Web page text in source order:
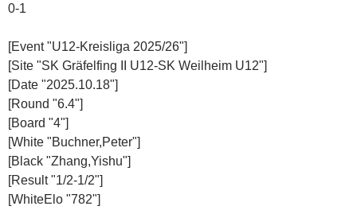
0-1
[Event "U12-Kreisliga 2025/26"]
[Site "SK Gräfelfing II U12-SK Weilheim U12"]
[Date "2025.10.18"]
[Round "6.4"]
[Board "4"]
[White "Buchner,Peter"]
[Black "Zhang,Yishu"]
[Result "1/2-1/2"]
[WhiteElo "782"]